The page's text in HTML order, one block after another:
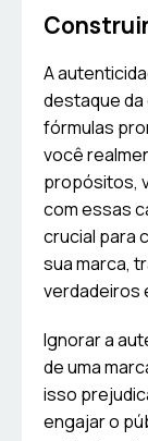
A
destaque
fórmulas
você
propósitos,
com essas
crucial para
sua marca,
verdadeiros
Ignorar a
de uma
isso
engajar o